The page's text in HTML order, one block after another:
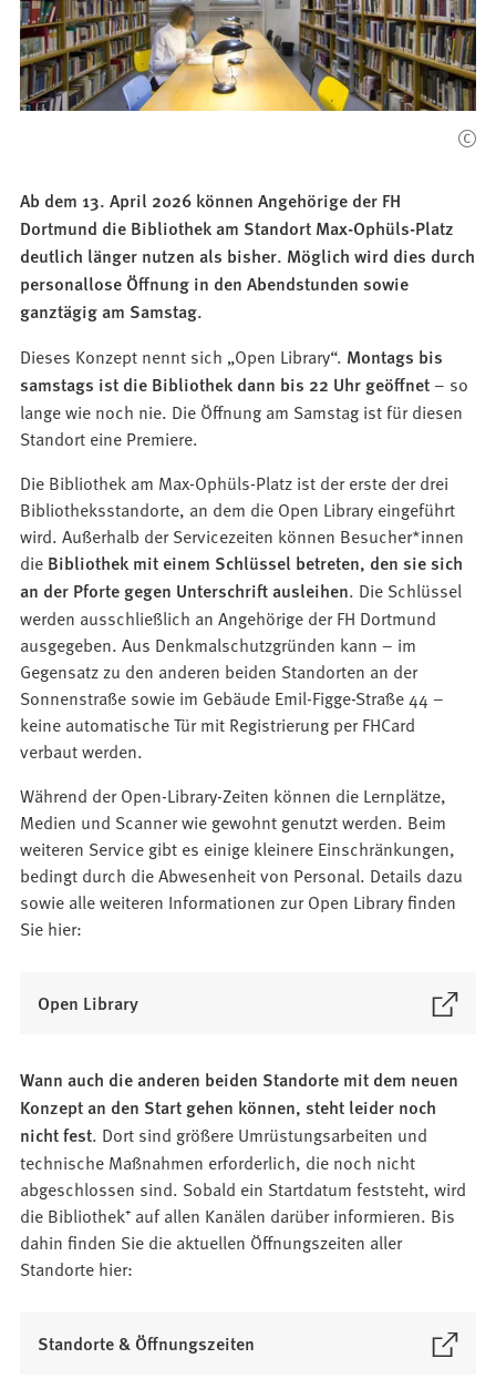
Ab dem 13. April 2026 können Angehörige der FH
Dortmund die Bibliothek am Standort Max-Ophüls-Platz
deutlich länger nutzen als bisher. Möglich wird dies durch
personallose Öffnung in den Abendstunden sowie
ganztägig am Samstag.
Dieses Konzept nennt sich „Open Library“. Montags bis
samstags ist die Bibliothek dann bis 22 Uhr geöffnet– so
lange wie noch nie. Die Öffnung am Samstag ist für diesen
Standort eine Premiere.
Die Bibliothek am Max-Ophüls-Platz ist der erste der drei
Bibliotheksstandorte, an dem die Open Library eingeführt
wird. Außerhalb der Servicezeiten können Besucher*innen
die Bibliothek mit einem Schlüssel betreten, den sie sich
an der Pforte gegen Unterschrift ausleihen. Die Schlüssel
werden ausschließlich an Angehörige der FH Dortmund
ausgegeben. Aus Denkmalschutzgründen kann – im
Gegensatz zu den anderen beiden Standorten an der
Sonnenstraße sowie im Gebäude Emil-Figge-Straße 44 –
keine automatische Tür mit Registrierung per FHCard
verbaut werden.
Während der Open-Library-Zeiten können die Lernplätze,
Medien und Scanner wie gewohnt genutzt werden. Beim
weiteren Service gibt es einige kleinere Einschränkungen,
bedingt durch die Abwesenheit von Personal. Details dazu
sowie alle weiteren Informationen zur Open Library finden
Sie hier:
Open Library
f
n
e
t
i
n
e
i
Wann auch die anderen beiden Standorte mit dem neuen
Konzept an den Start gehen können, steht leider noch
nicht fest. Dort sind größere Umrüstungsarbeiten und
technische Maßnahmen erforderlich, die noch nicht
abgeschlossen sind. Sobald ein Startdatum feststeht, wird
die Bibliothek⁺ auf allen Kanälen darüber informieren. Bis
dahin finden Sie die aktuellen Öffnungszeiten aller
Standorte hier:
Standorte & Öffnungszeiten